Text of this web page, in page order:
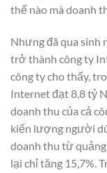
thế nào mà doanh
Nhưng đã qua sinh
trở thành công ty
công ty cho thấy,
Internet đạt 8,8 tỷ
doanh thu của cả
kiến lượng người
doanh thu từ quảng
lại chỉ tăng 15,7%.